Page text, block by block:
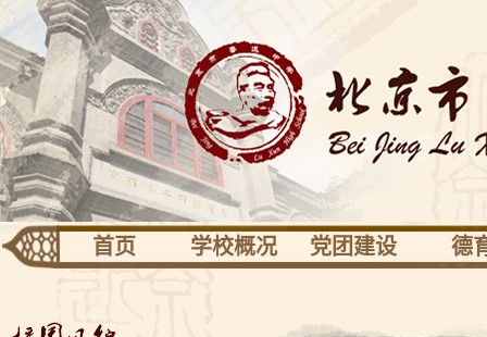
首页 学校概况 党团建设
党建
德
德育